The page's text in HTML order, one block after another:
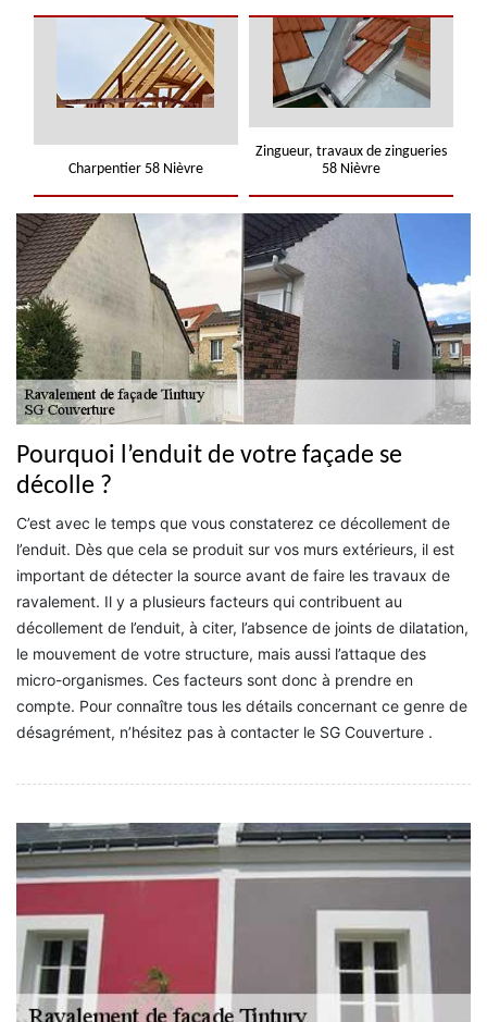
Charpentier 58 Nièvre
Zingueur, travaux de zingueries
58 Nièvre
Pourquoi l’enduit de votre façade se
décolle ?
C’est avec le temps que vous constaterez ce décollement de
l’enduit. Dès que cela se produit sur vos murs extérieurs, il est
important de détecter la source avant de faire les travaux de
ravalement. Il y a plusieurs facteurs qui contribuent au
décollement de l’enduit, à citer, l’absence de joints de dilatation,
le mouvement de votre structure, mais aussi l’attaque des
micro-organismes. Ces facteurs sont donc à prendre en
compte. Pour connaître tous les détails concernant ce genre de
désagrément, n’hésitez pas à contacter le SG Couverture .